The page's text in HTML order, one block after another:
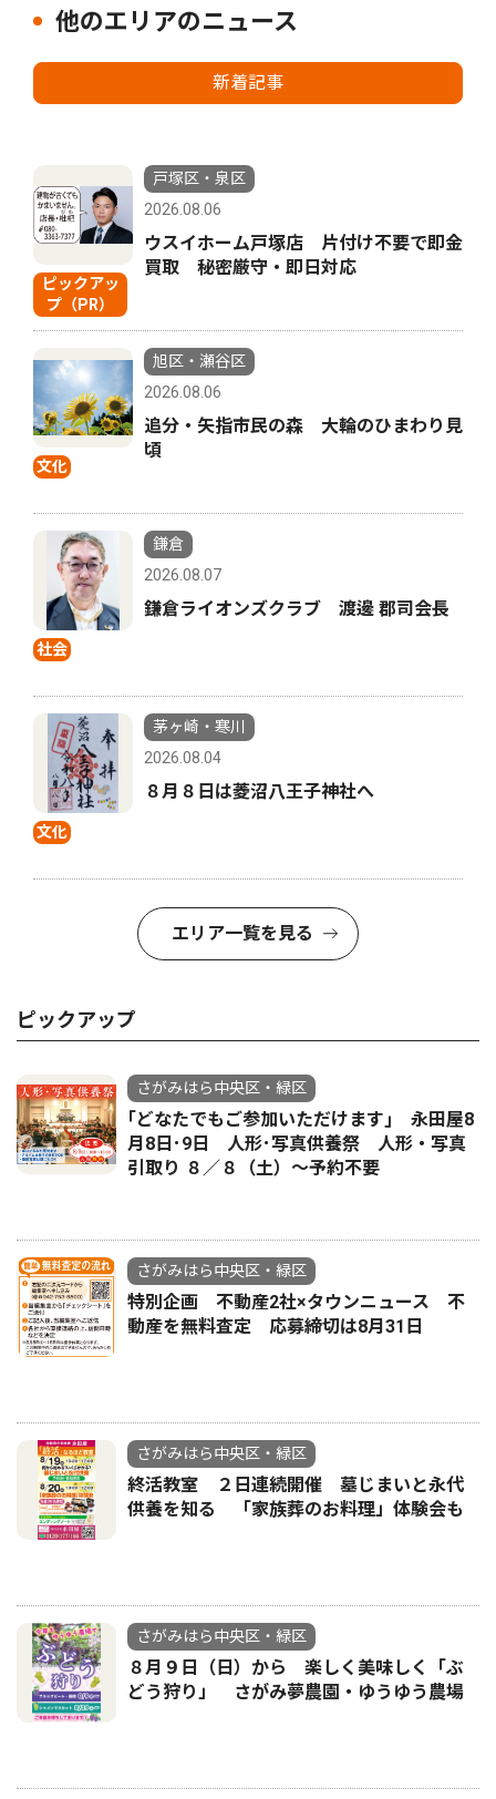
他のエリアのニュース
新着記事
ピックアッ
プ（PR）
戸塚区・泉区
2026.08.06
ウスイホーム戸塚店 片付け不要で即金
買取 秘密厳守・即日対応
文化
旭区・瀬谷区
2026.08.06
追分・矢指市民の森 大輪のひまわり見
頃
社会
鎌倉
2026.08.07
鎌倉ライオンズクラブ 渡邊 郡司会長
文化
茅ヶ崎・寒川
2026.08.04
８月８日は菱沼八王子神社へ
エリア一覧を見る
ピックアップ
さがみはら中央区・緑区
｢どなたでもご参加いただけます｣ 永田屋8
月8日･9日 人形･写真供養祭 人形・写真
引取り ８／８（土）〜予約不要
さがみはら中央区・緑区
特別企画 不動産2社×タウンニュース 不
動産を無料査定 応募締切は8月31日
さがみはら中央区・緑区
終活教室 ２日連続開催 墓じまいと永代
供養を知る 「家族葬のお料理」体験会も
さがみはら中央区・緑区
８月９日（日）から 楽しく美味しく「ぶ
どう狩り」 さがみ夢農園・ゆうゆう農場